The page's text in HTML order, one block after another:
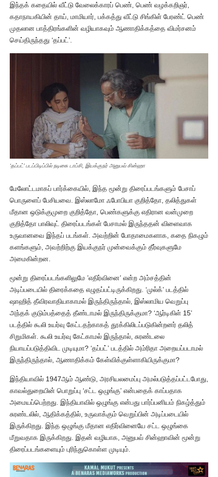
இந்தக் கதையில் வீட்டு வேலைக்காரப் பெண், பெண் வழக்கறிஞர்,
கதாநாயகியின் தாய், மாமியார், பக்கத்து வீட்டு சிங்கிள் பேரண்ட் பெண்
முதலான பாத்திரங்களின் வழியாகவும் ஆணாதிக்கத்தை விமர்சனம்
செய்திருந்தது ‘தப்பட்’.
‘தப்பட்’ படப்பிடிப்பில் நடிகை டாப்சி, இயக்குநர் அனுபவ் சின்ஹா
மேலோட்டமாகப் பார்க்கையில், இந்த மூன்று திரைப்படங்களும் பேசாப்
பொருளைப் பேசியவை. இஸ்லாமோ ஃபோபியா குறித்தோ, தலித்துகள்
மீதான ஒடுக்குமுறை குறித்தோ, பெண்களுக்கு எதிரான வன்முறை
குறித்தோ பாலிவுட் திரைப்படங்கள் பேசாமல் இருந்ததன் விளைவாக
உருவானவை இந்தப் படங்கள். அவற்றின் போதாமைகளாக, கதை நிகழும்
களங்களும், அவற்றிற்கு இயக்குநர் முன்வைக்கும் தீர்வுகளுமே
அமைகின்றன.
மூன்று திரைப்படங்களிலுமே ’எதிர்வினை’ என்ற அம்சத்தின்
அடிப்படையில் திரைக்கதை எழுதப்பட்டிருக்கிறது. ‘முல்க்’ படத்தில்
ஷாஹித் தீவிரவாதியாகாமல் இருந்திருந்தால், இஸ்லாமிய வெறுப்பு
அந்தக் குடும்பத்தைத் தீண்டாமல் இருந்திருக்குமா? ‘ஆர்டிகிள் 15’
படத்தில் கூலி உயர்வு கேட்டதற்காகத் தூக்கிலிடப்படுகின்றனர் தலித்
சிறுமிகள். கூலி உயர்வு கேட்காமல் இருந்தால், சுரண்டலை
நியாயப்படுத்திவிட முடியுமா? ‘தப்பட்’ படத்தில் அம்ரிதா அறையப்படாமல்
இருந்திருந்தால், ஆணாதிக்கம் கேள்விக்குள்ளாகியிருக்குமா?
இந்தியாவில் 1947ஆம் ஆண்டு, அரசியலமைப்பு அமல்படுத்தப்பட்டபோது,
காவல்துறையின் பொறுப்பு ‘சட்ட ஒழுங்கு’ என்பதைக் காப்பதாக
அமையப்பெற்றது. இந்தியாவில் ஒழுங்கு என்பது பார்ப்பனியம் நிகழ்த்தும்
சுரண்டலில், ஆதிக்கத்தில், உருவாக்கும் வெறுப்பின் அடிப்படையில்
இருக்கிறது. இந்த ஒழுங்கு மீதான எதிர்வினையே சட்ட ஒழுங்கை
மீறுவதாக இருக்கிறது. இதன் வழியாக, அனுபவ் சின்ஹாவின் மூன்று
திரைப்படங்களையும் புரிந்துகொள்ள முடியும்.